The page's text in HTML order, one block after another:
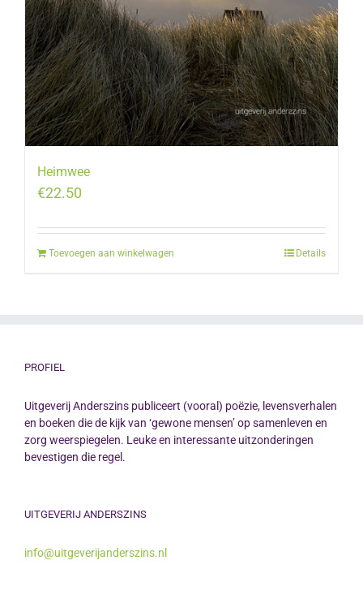
Heimwee
€22.50
Toevoegen aan winkelwagen Details
PROFIEL
Uitgeverij Anderszins publiceert (vooral) poëzie, levensverhalen
en boeken die de kijk van ‘gewone mensen’ op samenleven en
zorg weerspiegelen. Leuke en interessante uitzonderingen
bevestigen die regel.
UITGEVERIJ ANDERSZINS
info@uitgeverijanderszins.nl